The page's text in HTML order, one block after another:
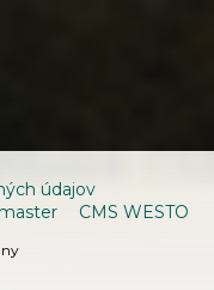
údajov
CMS WESTO